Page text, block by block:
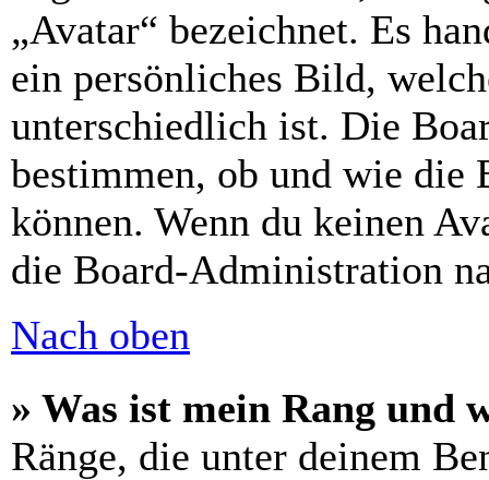
„Avatar“ bezeichnet. Es
ein persönliches Bild,
unterschiedlich ist. Die
bestimmen, ob und wie die
können. Wenn du keinen
die Board-Administration
Nach oben
» Was ist mein Rang und
Ränge, die unter deinem